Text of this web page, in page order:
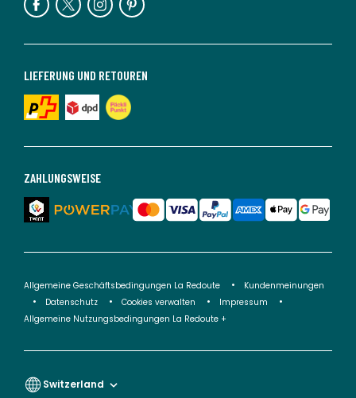
ZAHLUNGSWEISE
LIEFERUNG UND RETOUREN
Allgemeine Geschäftsbedingungen La Redoute
Kundenmeinungen
Datenschutz
Cookies verwalten
Impressum
Allgemeine Nutzungsbedingungen La Redoute +
Switzerland